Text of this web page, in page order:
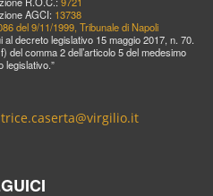
AGCI: 13738
del 9/11/1999, Tribunale di Napoli
decreto legislativo 15 maggio 2017, n. 70.
del comma 2 dell’articolo 5 del medesimo
legislativo.”